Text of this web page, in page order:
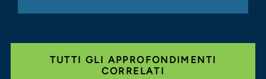
TUTTI GLI APPROFONDIMENTI
CORRELATI